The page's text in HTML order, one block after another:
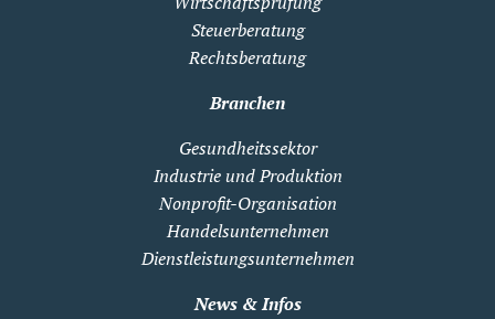
Steuerberatung
Rechtsberatung
Branchen
Gesundheitssektor
Industrie und Produktion
Nonprofit-Organisation
Handelsunternehmen
Dienstleistungsunternehmen
News & Infos